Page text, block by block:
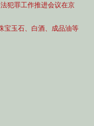
犯罪工作推进会议在京
宝玉石、白酒、成品油等